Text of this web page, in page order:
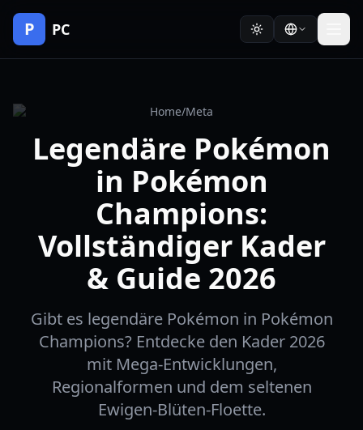
P PC
Home/Meta
Legendäre Pokémon
in Pokémon
Champions:
Vollständiger Kader
& Guide 2026
Gibt es legendäre Pokémon in Pokémon
Champions? Entdecke den Kader 2026
mit Mega-Entwicklungen,
Regionalformen und dem seltenen
Ewigen-Blüten-Floette.